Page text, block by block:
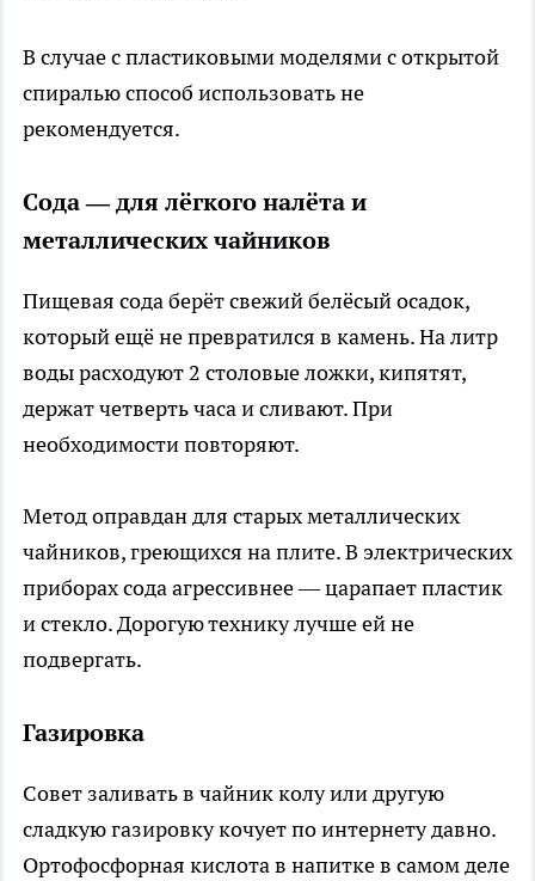
В случае с пластиковыми моделями с открытой
спиралью способ использовать не
рекомендуется.
Сода — для лёгкого налёта и
металлических чайников
Пищевая сода берёт свежий белёсый осадок,
который ещё не превратился в камень. На литр
воды расходуют 2 столовые ложки, кипятят,
держат четверть часа и сливают. При
необходимости повторяют.
Метод оправдан для старых металлических
чайников, греющихся на плите. В электрических
приборах сода агрессивнее — царапает пластик
и стекло. Дорогую технику лучше ей не
подвергать.
Газировка
Совет заливать в чайник колу или другую
сладкую газировку кочует по интернету давно.
Ортофосфорная кислота в напитке в самом деле